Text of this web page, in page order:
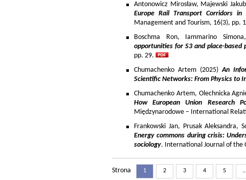
Antonowicz Mirosław, Majewski
Europe Rail Transport Corridors
Management and Tourism, 16(3), pp.
Boschma Ron, Iammarino
opportunities for S3 and place-based
pp. 29.
Chumachenko Artem (2025)An
Scientific Networks: From Physics to
Chumachenko Artem, Olechnicka
How European Union Research
Międzynarodowe – International
Frankowski Jan, Prusak Aleksandra,
Energy commons during crisis:
sociology. International Journal of the
Strona 1 2 3 4 5